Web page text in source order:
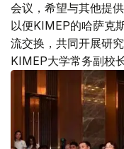
会议，希望与其他提
以便KIMEP的哈萨克
流交换，共同开展研
KIMEP大学常务副校